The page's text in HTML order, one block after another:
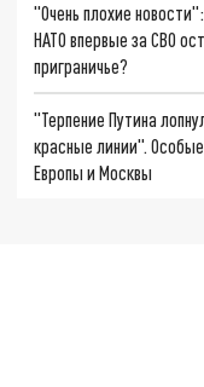
"Очень плохие
НАТО впервые за СВО
приграничье?
"Терпение Путина
красные линии".
Европы и Москвы